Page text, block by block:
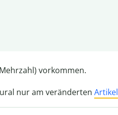
vorkommen.
nur am veränderten Artikel